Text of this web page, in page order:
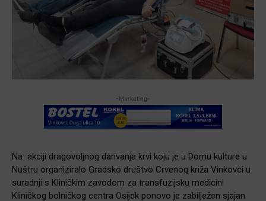
-Marketing-
Na akciji dragovoljnog darivanja krvi koju je u Domu kulture u
Nuštru organiziralo Gradsko društvo Crvenog križa Vinkovci u
suradnji s Kliničkim zavodom za transfuzijsku medicini
Kliničkog bolničkog centra Osijek ponovo je zabilježen sjajan